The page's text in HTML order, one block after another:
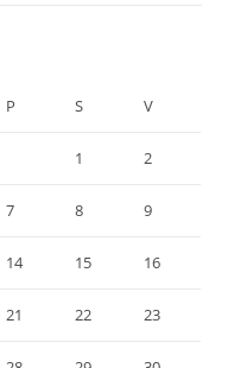
P S V
1 2
7 8 9
14 15 16
21 22 23